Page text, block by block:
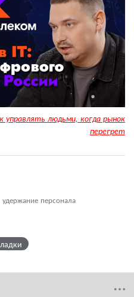
управлять людьми, когда рынок
перегрет
удержание персонала